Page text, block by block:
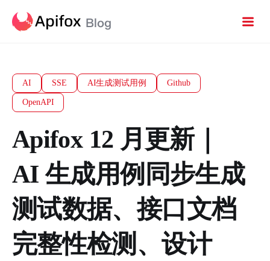
AI SSE AI生成测试用例 Github
OpenAPI
Apifox 12 月更新｜
AI 生成用例同步生成
测试数据、接口文档
完整性检测、设计